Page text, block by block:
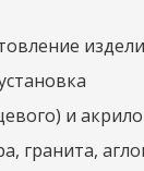
и
гранита,